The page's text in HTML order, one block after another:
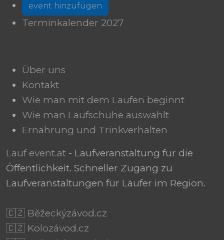
event hinzufügen
Terminkalender 2027
Über uns
Kontakt
Wie man mit dem Laufen beginnt
Wie man Laufschuhe auswählt
Ernährung und Trinkverhalten
Lauf event.at - Laufveranstaltung für die
Öffentlichkeit. Schneller Zugang zu
Laufveranstaltungen für Läufer im Region.
🇨🇿 Běžeckýzávod.cz
🇨🇿 Kolozávod.cz